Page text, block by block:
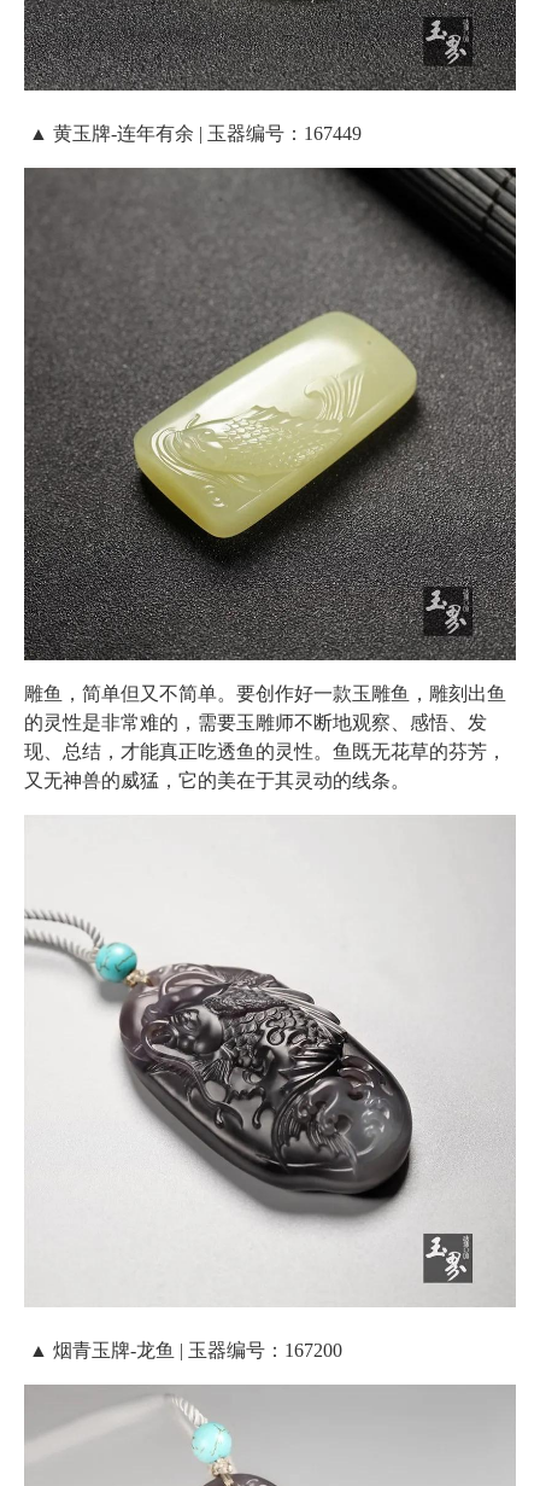
▲ 黄玉牌-连年有余 | 玉器编号：167449
雕鱼，简单但又不简单。要创作好一款玉雕鱼，雕刻出鱼
的灵性是非常难的，需要玉雕师不断地观察、感悟、发
现、总结，才能真正吃透鱼的灵性。鱼既无花草的芬芳，
又无神兽的威猛，它的美在于其灵动的线条。
▲ 烟青玉牌-龙鱼 | 玉器编号：167200